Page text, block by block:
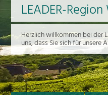
LEADER-
Herzlich willkommen bei der
uns, dass Sie sich für unsere